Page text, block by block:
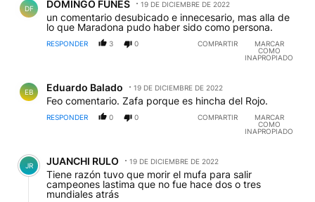
DF DOMINGO FUNES 19 DE DICIEMBRE DE 2022
un comentario desubicado e innecesario, mas alla de
lo que Maradona pudo haber sido como persona.
RESPONDER 3 0 COMPARTIR
MARCAR
COMO
INAPROPIADO
EB Eduardo Balado 19 DE DICIEMBRE DE 2022
Feo comentario. Zafa porque es hincha del Rojo.
RESPONDER 0 0 COMPARTIR
MARCAR
COMO
INAPROPIADO
JR JUANCHI RULO 19 DE DICIEMBRE DE 2022
Tiene razón tuvo que morir el mufa para salir
campeones lastima que no fue hace dos o tres
mundiales atrás